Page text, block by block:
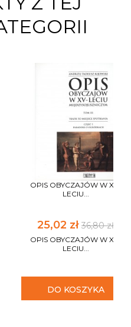
OPIS OBYCZAJÓW W XV-
LECIU...
25,02 zł 36,80 zł
OPIS OBYCZAJÓW W XV-
LECIU...
DO KOSZYKA